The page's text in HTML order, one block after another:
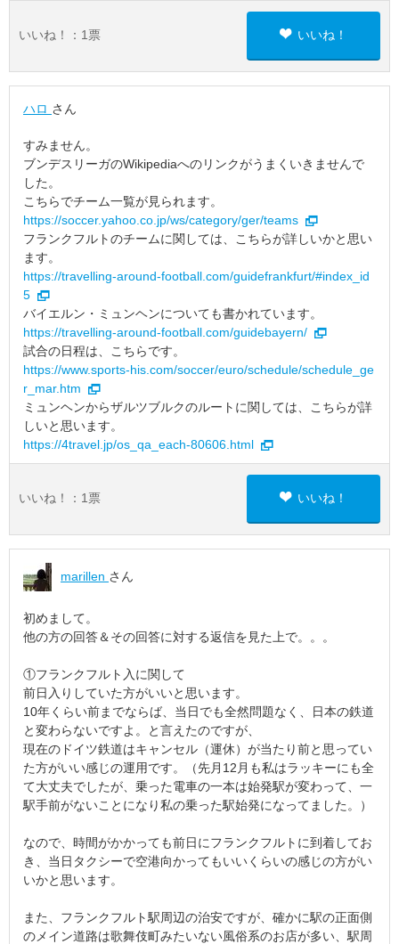
いいね！： 1 票 いいね！
ハロ さん
すみません。
ブンデスリーガのWikipediaへのリンクがうまくいきませんで
した。
こちらでチーム一覧が見られます。
https://soccer.yahoo.co.jp/ws/category/ger/teams
フランクフルトのチームに関しては、こちらが詳しいかと思い
ます。
https://travelling-around-football.com/guidefrankfurt/#index_id
5
バイエルン・ミュンヘンについても書かれています。
https://travelling-around-football.com/guidebayern/
試合の日程は、こちらです。
https://www.sports-his.com/soccer/euro/schedule/schedule_ge
r_mar.htm
ミュンヘンからザルツブルクのルートに関しては、こちらが詳
しいと思います。
https://4travel.jp/os_qa_each-80606.html
いいね！： 1 票 いいね！
marillen さん
初めまして。
他の方の回答＆その回答に対する返信を見た上で。。。
①フランクフルト入に関して
前日入りしていた方がいいと思います。
10年くらい前までならば、当日でも全然問題なく、日本の鉄道
と変わらないですよ。と言えたのですが、
現在のドイツ鉄道はキャンセル（運休）が当たり前と思ってい
た方がいい感じの運用です。（先月12月も私はラッキーにも全
て大丈夫でしたが、乗った電車の一本は始発駅が変わって、一
駅手前がないことになり私の乗った駅始発になってました。）
なので、時間がかかっても前日にフランクフルトに到着してお
き、当日タクシーで空港向かってもいいくらいの感じの方がい
いかと思います。
また、フランクフルト駅周辺の治安ですが、確かに駅の正面側
のメイン道路は歌舞伎町みたいない風俗系のお店が多い、駅周